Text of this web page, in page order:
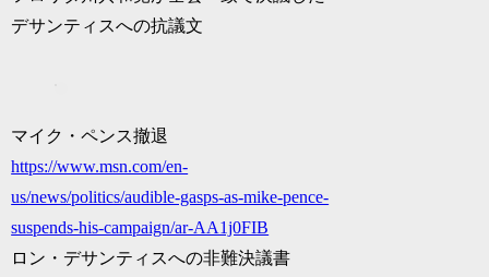
デサンティスへの抗議文
マイク・ペンス撤退
https://www.msn.com/en-
us/news/politics/audible-gasps-as-mike-pence-
suspends-his-campaign/ar-AA1j0FIB
ロン・デサンティスへの非難決議書